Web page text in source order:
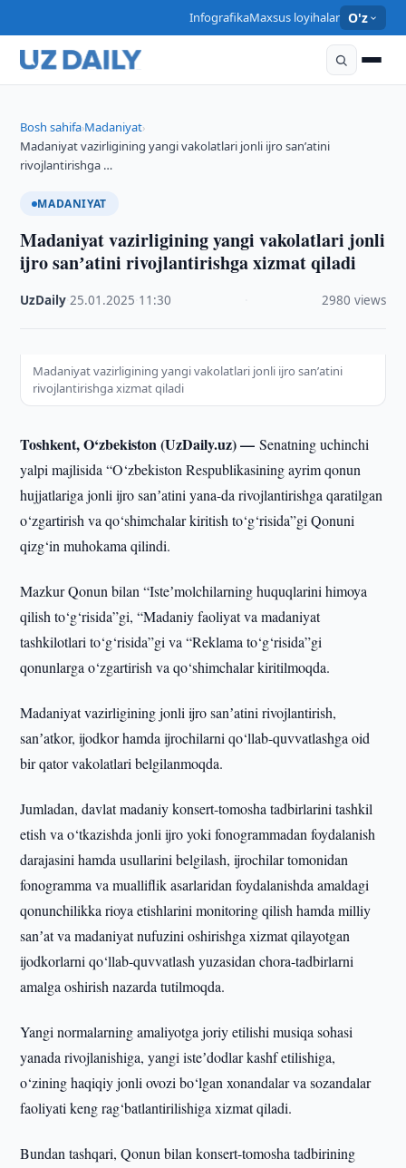
InfografikaMaxsus loyihalar O'z
Bosh sahifa›Madaniyat›
Madaniyat vazirligining yangi vakolatlari jonli ijro sanʼatini
rivojlantirishga …
MADANIYAT
Madaniyat vazirligining yangi vakolatlari jonli
ijro sanʼatini rivojlantirishga xizmat qiladi
UzDaily ·25.01.2025 11:30 2980 views
Madaniyat vazirligining yangi vakolatlari jonli ijro sanʼatini
rivojlantirishga xizmat qiladi
Toshkent, O‘zbekiston (UzDaily.uz) —Senatning uchinchi
yalpi majlisida “O‘zbekiston Respublikasining ayrim qonun
hujjatlariga jonli ijro sanʼatini yana-da rivojlantirishga qaratilgan
o‘zgartirish va qo‘shimchalar kiritish to‘g‘risida”gi Qonuni
qizg‘in muhokama qilindi.
Mazkur Qonun bilan “Isteʼmolchilarning huquqlarini himoya
qilish to‘g‘risida”gi, “Madaniy faoliyat va madaniyat
tashkilotlari to‘g‘risida”gi va “Reklama to‘g‘risida”gi
qonunlarga o‘zgartirish va qo‘shimchalar kiritilmoqda.
Madaniyat vazirligining jonli ijro sanʼatini rivojlantirish,
sanʼatkor, ijodkor hamda ijrochilarni qo‘llab-quvvatlashga oid
bir qator vakolatlari belgilanmoqda.
Jumladan, davlat madaniy konsert-tomosha tadbirlarini tashkil
etish va o‘tkazishda jonli ijro yoki fonogrammadan foydalanish
darajasini hamda usullarini belgilash, ijrochilar tomonidan
fonogramma va mualliflik asarlaridan foydalanishda amaldagi
qonunchilikka rioya etishlarini monitoring qilish hamda milliy
sanʼat va madaniyat nufuzini oshirishga xizmat qilayotgan
ijodkorlarni qo‘llab-quvvatlash yuzasidan chora-tadbirlarni
amalga oshirish nazarda tutilmoqda.
Yangi normalarning amaliyotga joriy etilishi musiqa sohasi
yanada rivojlanishiga, yangi isteʼdodlar kashf etilishiga,
o‘zining haqiqiy jonli ovozi bo‘lgan xonandalar va sozandalar
faoliyati keng rag‘batlantirilishiga xizmat qiladi.
Bundan tashqari, Qonun bilan konsert-tomosha tadbirining